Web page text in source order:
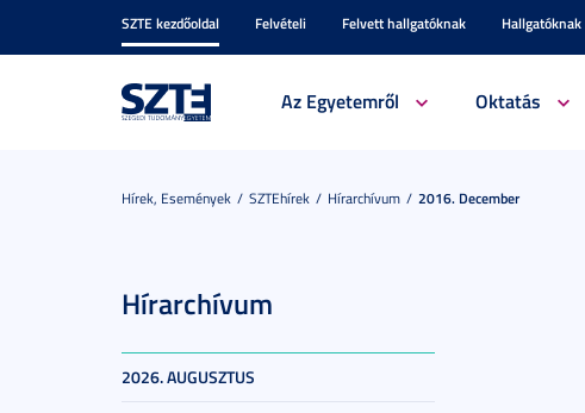
SZTE kezdőoldal Felvételi Felvett hallgatóknak Hallgatóknak
Az Egyetemről Oktatás
Hírek, Események SZTEhírek Hírarchívum 2016. December
Hírarchívum
2026. AUGUSZTUS